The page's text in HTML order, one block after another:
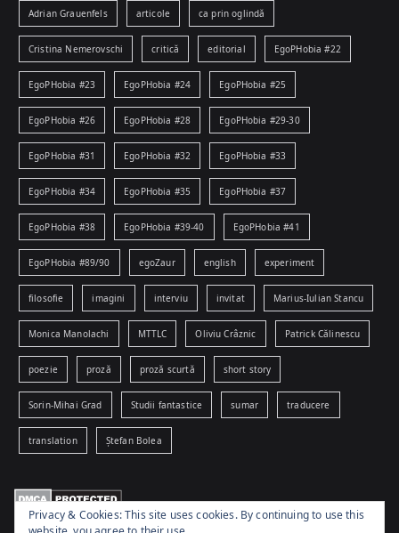
Adrian Grauenfels articole ca prin oglindă
Cristina Nemerovschi critică editorial EgoPHobia #22
EgoPHobia #23 EgoPHobia #24 EgoPHobia #25
EgoPHobia #26 EgoPHobia #28 EgoPHobia #29-30
EgoPHobia #31 EgoPHobia #32 EgoPHobia #33
EgoPHobia #34 EgoPHobia #35 EgoPHobia #37
EgoPHobia #38 EgoPHobia #39-40 EgoPHobia #41
EgoPHobia #89/90 egoZaur english experiment
filosofie imagini interviu invitat Marius-Iulian Stancu
Monica Manolachi MTTLC Oliviu Crâznic Patrick Călinescu
poezie proză proză scurtă short story
Sorin-Mihai Grad Studii fantastice sumar traducere
translation Ștefan Bolea
Privacy & Cookies: This site uses cookies. By continuing to use this